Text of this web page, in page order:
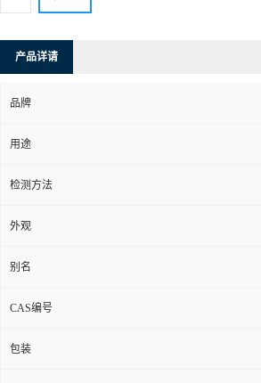
产品详请
品牌
用途
检测方法
外观
别名
CAS编号
包装